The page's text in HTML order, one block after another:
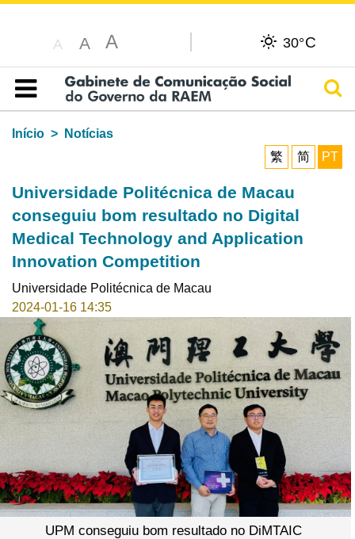
A A A 30°C
Índice
Início
Notícias
繁
简 PT
Universidade Politécnica de Macau
conseguiu bom resultado no Digital
Medical Technology and Application
Innovation Competition
Universidade Politécnica de Macau
2024-01-16 14:35
UPM conseguiu bom resultado no DiMTAIC